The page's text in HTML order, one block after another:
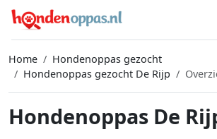
Home
Hondenoppas gezocht
Hondenoppas gezocht De Rijp
Hondenoppas De